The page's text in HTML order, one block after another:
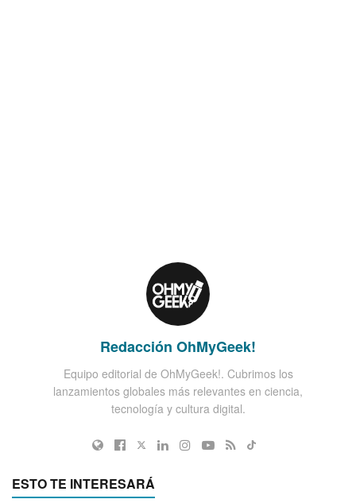
Redacción OhMyGeek!
Equipo editorial de OhMyGeek!. Cubrimos los
lanzamientos globales más relevantes en ciencia,
tecnología y cultura digital.
ESTO TE INTERESARÁ